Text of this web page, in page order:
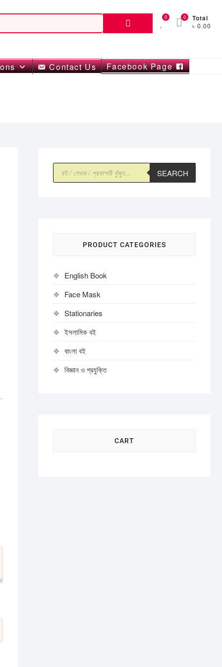
Search
0 Total
৳ 0.00
0
Contact Us Facebook Page
Products
search SEARCH
PRODUCT CATEGORIES
English Book
Face Mask
Stationaries
ইসলামিক বই
বাংলা বই
বিজ্ঞান ও প্রযুক্তি
CART